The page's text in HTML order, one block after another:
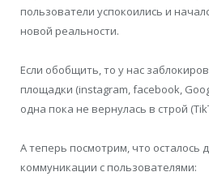
пользователи успокоились и
новой реальности.
Если обобщить, то у нас
площадки (instagram, facebook,
одна пока не вернулась в строй
А теперь посмотрим, что осталось
коммуникации с пользователями: